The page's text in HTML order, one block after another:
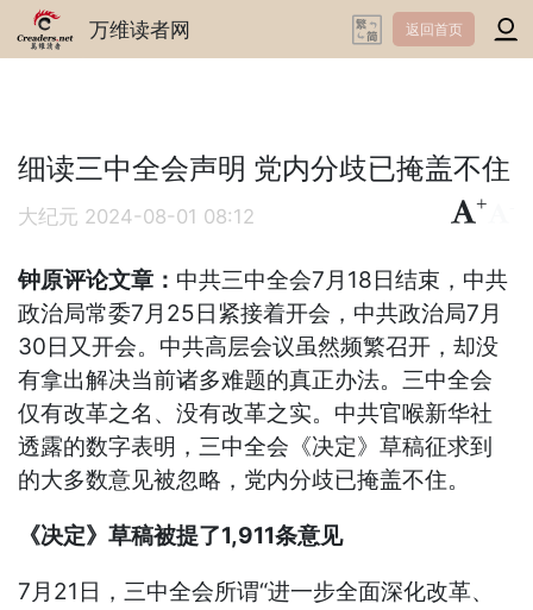
万维读者网 返回首页
细读三中全会声明 党内分歧已掩盖不住
大纪元 2024-08-01 08:12
+
钟原评论文章： 中共三中全会7月18日结束，中共
政治局常委7月25日紧接着开会，中共政治局7月
30日又开会。中共高层会议虽然频繁召开，却没
有拿出解决当前诸多难题的真正办法。三中全会
仅有改革之名、没有改革之实。中共官喉新华社
透露的数字表明，三中全会《决定》草稿征求到
的大多数意见被忽略，党内分歧已掩盖不住。
《决定》草稿被提了1,911条意见
7月21日，三中全会所谓“进一步全面深化改革、